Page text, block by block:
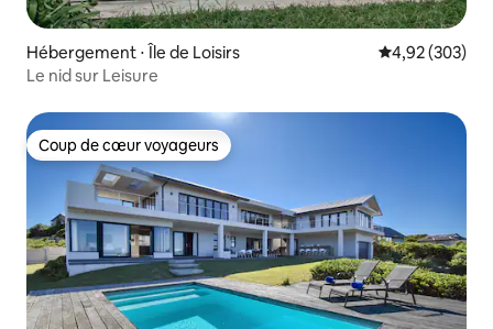
Hébergement ⋅ Île de Loisirs Évaluation
4,92 (303)
Le nid sur Leisure
Coup de cœur voyageurs
Coup de cœur voyageurs